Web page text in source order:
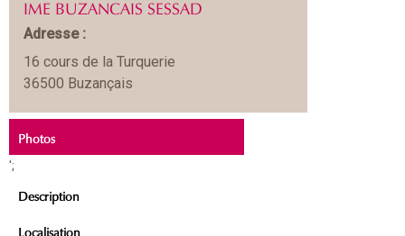
IME BUZANCAIS SESSAD
Adresse :
16 cours de la Turquerie
36500 Buzançais
Photos
';
Description
Localisation